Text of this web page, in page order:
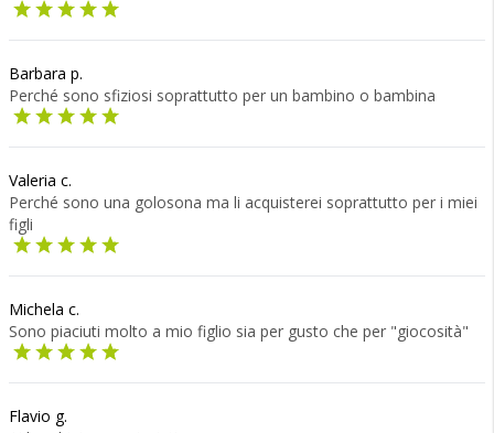
Barbara p.
Perché sono sfiziosi soprattutto per un bambino o bambina
Valeria c.
Perché sono una golosona ma li acquisterei soprattutto per i miei
figli
Michela c.
Sono piaciuti molto a mio figlio sia per gusto che per "giocosità"
Flavio g.